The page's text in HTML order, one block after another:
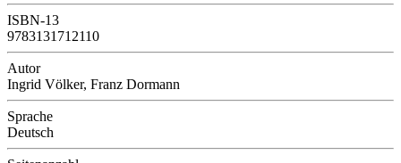
ISBN-13
9783131712110
Autor
Ingrid Völker, Franz Dormann
Sprache
Deutsch